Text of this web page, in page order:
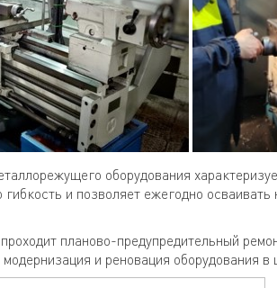
оборудования
гибкость и позволяет ежегодно
планово-предупредительный
и реновация оборудования в